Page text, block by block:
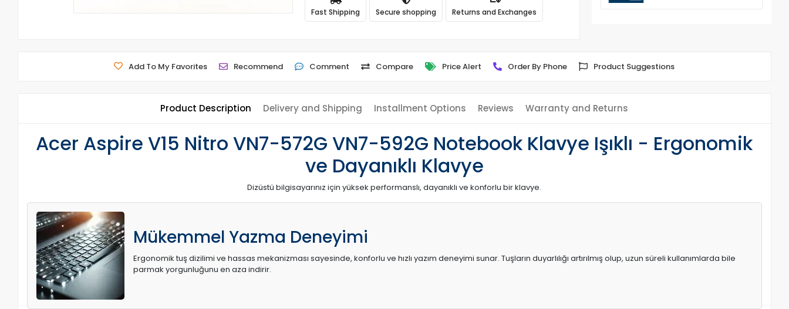
Fast Shipping Secure shopping Returns and Exchanges
Add To My Favorites Recommend Comment Compare Price Alert Order By Phone Product Suggestions
Product Description Delivery and Shipping Installment Options Reviews Warranty and Returns
Acer Aspire V15 Nitro VN7-572G VN7-592G Notebook Klavye Işıklı - Ergonomik
ve Dayanıklı Klavye
Dizüstü bilgisayarınız için yüksek performanslı, dayanıklı ve konforlu bir klavye.
Mükemmel Yazma Deneyimi
Ergonomik tuş dizilimi ve hassas mekanizması sayesinde, konforlu ve hızlı yazım deneyimi sunar. Tuşların duyarlılığı artırılmış olup, uzun süreli kullanımlarda bile
parmak yorgunluğunu en aza indirir.